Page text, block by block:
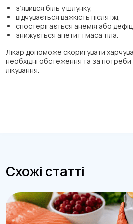
з’явився біль у шлунку,
відчувається важкість після їжі,
спостерігається анемія або
знижується апетит і маса тіла.
Лікар допоможе скоригувати
необхідні обстеження та за
лікування.
Схожі статті